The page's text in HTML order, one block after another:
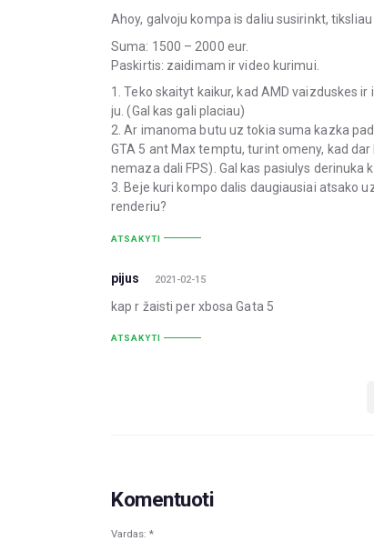
Ahoy, galvoju kompa is daliu susirinkt,
Suma: 1500 – 2000 eur.
Paskirtis: zaidimam ir video kurimui.
1. Teko skaityt kaikur, kad AMD vaizduskes
ju. (Gal kas gali placiau)
2. Ar imanoma butu uz tokia suma kazka
GTA 5 ant Max temptu, turint omeny, kad
nemaza dali FPS). Gal kas pasiulys derinuka
3. Beje kuri kompo dalis daugiausiai atsako
renderiu?
ATSAKYTI
pijus 2021-02-15
kap r žaisti per xbosa Gata 5
ATSAKYTI
Komentuoti